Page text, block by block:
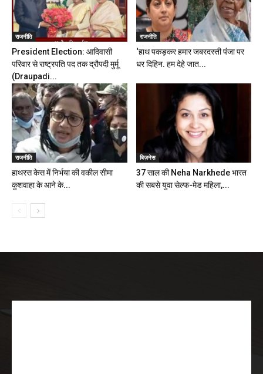
राजनीति
President Election: आदिवासी
परिवार से राष्ट्रपति पद तक द्रौपदी मुर्मू
(Draupadi...
राजनीति
‘हाथ पकड़कर हमार जबरदस्ती पंजा पर
धर दिहिन. हम देहे जात...
राजनीति
हाथरस केस में निर्भया की वकील सीमा
कुशवाहा के आने के...
बिज़नेस
37 साल की Neha Narkhede भारत
की सबसे युवा सेल्फ-मेड महिला,...